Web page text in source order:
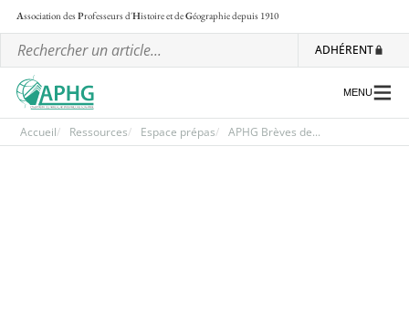
Association desProfesseurs d'Histoire et deGéographiedepuis 1910
ADHÉRENT
MENU
Accueil Ressources Espace prépas APHG Brèves de...